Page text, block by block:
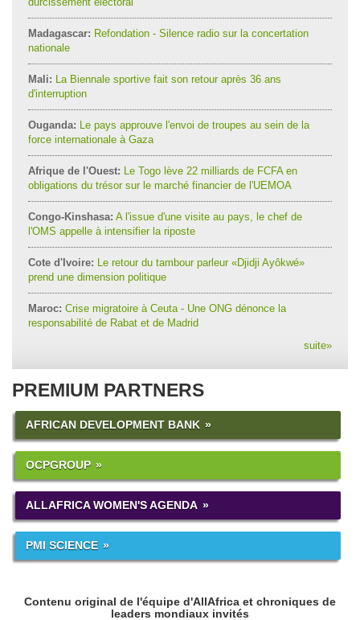
Madagascar: Refondation - Silence radio sur la concertation
nationale
Mali: La Biennale sportive fait son retour après 36 ans
d'interruption
Ouganda: Le pays approuve l'envoi de troupes au sein de la
force internationale à Gaza
Afrique de l'Ouest: Le Togo lève 22 milliards de FCFA en
obligations du trésor sur le marché financier de l'UEMOA
Congo-Kinshasa: A l'issue d'une visite au pays, le chef de
l'OMS appelle à intensifier la riposte
Cote d'Ivoire: Le retour du tambour parleur «Djidji Ayôkwé»
prend une dimension politique
Maroc: Crise migratoire à Ceuta - Une ONG dénonce la
responsabilité de Rabat et de Madrid
suite»
PREMIUM PARTNERS
AFRICAN DEVELOPMENT BANK
OCPGROUP
ALLAFRICA WOMEN'S AGENDA
PMI SCIENCE
Contenu original de l'équipe d'AllAfrica et chroniques de
leaders mondiaux invités